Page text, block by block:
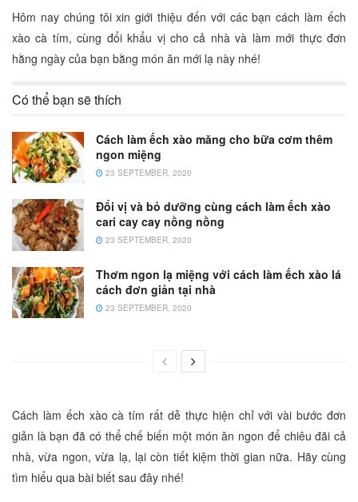
Hôm nay chúng tôi xin giới thiệu đến với các bạn cách làm ếch
xào cà tím, cùng đổi khẩu vị cho cả nhà và làm mới thực đơn
hằng ngày của bạn bằng món ăn mới lạ này nhé!
Có thể bạn sẽ thích
Cách làm ếch xào măng cho bữa cơm thêm
ngon miệng
23 SEPTEMBER, 2020
Đổi vị và bỏ dưỡng cùng cách làm ếch xào
cari cay cay nồng nồng
23 SEPTEMBER, 2020
Thơm ngon lạ miệng với cách làm ếch xào lá
cách đơn giản tại nhà
23 SEPTEMBER, 2020
Cách làm ếch xào cà tím rất dễ thực hiện chỉ với vài bước đơn
giản là bạn đã có thể chế biến một món ăn ngon để chiêu đãi cả
nhà, vừa ngon, vừa lạ, lại còn tiết kiệm thời gian nữa. Hãy cùng
tìm hiểu qua bài biết sau đây nhé!